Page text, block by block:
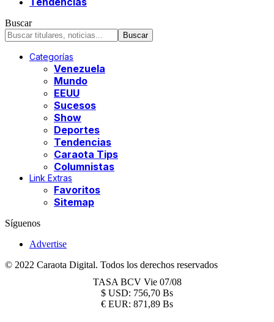
Buscar
Categorías
Venezuela
Mundo
EEUU
Sucesos
Show
Deportes
Tendencias
Caraota Tips
Columnistas
Link Extras
Favoritos
Sitemap
Síguenos
Advertise
© 2022 Caraota Digital. Todos los derechos reservados
TASA BCV Vie 07/08
$ USD: 756,70 Bs
€ EUR: 871,89 Bs